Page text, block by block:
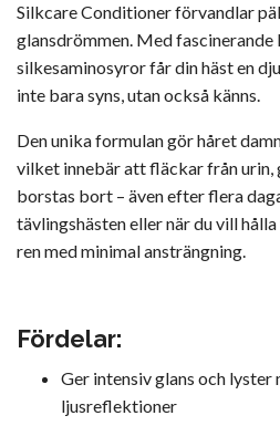
Silkcare Conditioner förvandlar
glansdrömmen. Med
silkesaminosyror får din häst en
inte bara syns, utan också känns.
Den unika formulan gör håret
vilket innebär att fläckar från urin,
borstas bort – även efter flera
tävlingshästen eller när du vill
ren med minimal ansträngning.
Fördelar:
Ger intensiv glans och lyster
ljusreflektioner